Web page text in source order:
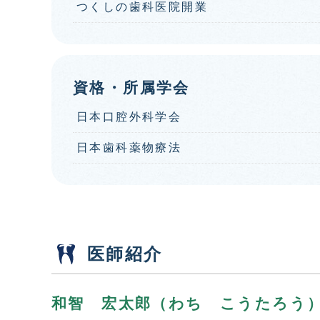
つくしの歯科医院開業
資格・所属学会
日本口腔外科学会
日本歯科薬物療法
医師紹介
和智 宏太郎（わち こうたろう